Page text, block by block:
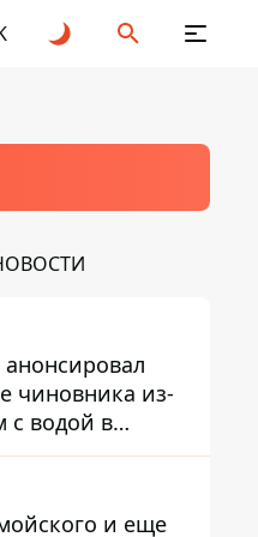
чиновника из-
с водой в
и еще